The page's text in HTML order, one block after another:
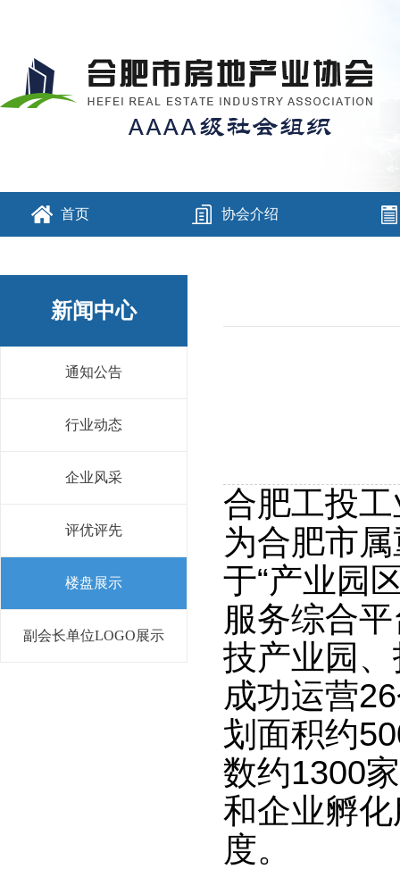
首页 协会介绍
新闻中心
通知公告
行业动态
企业风采
评优评先
楼盘展示
副会长单位LOGO展示
合肥工投
为合肥市
于“产业园
服务综合
技产业园
成功运营
划面积约
数约1300
和企业孵
度。